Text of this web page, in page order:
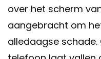
over het scherm
aangebracht om
alledaagse schade.